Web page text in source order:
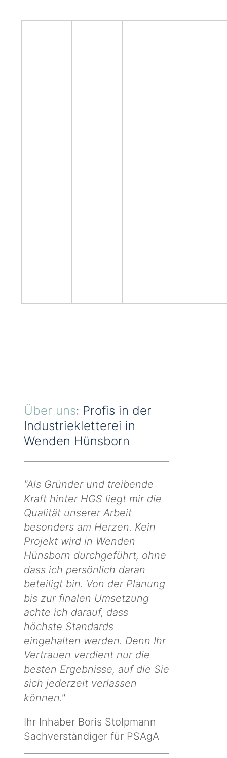
Über uns: Profis in der
Industriekletterei in
Wenden Hünsborn
"Als Gründer und treibende
Kraft hinter HGS liegt mir die
Qualität unserer Arbeit
besonders am Herzen. Kein
Projekt wird in Wenden
Hünsborn durchgeführt, ohne
dass ich persönlich daran
beteiligt bin. Von der Planung
bis zur finalen Umsetzung
achte ich darauf, dass
höchste Standards
eingehalten werden. Denn Ihr
Vertrauen verdient nur die
besten Ergebnisse, auf die Sie
sich jederzeit verlassen
können."
Ihr Inhaber Boris Stolpmann
Sachverständiger für PSAgA